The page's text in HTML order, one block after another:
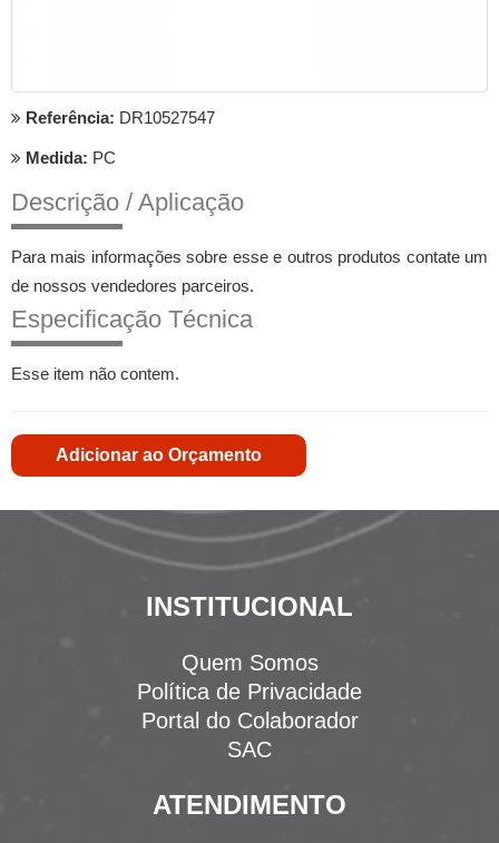
Referência: DR10527547
Medida: PC
Descrição / Aplicação
Para mais informações sobre esse e outros produtos contate um
de nossos vendedores parceiros.
Especificação Técnica
Esse item não contem.
Adicionar ao Orçamento
INSTITUCIONAL
Quem Somos
Política de Privacidade
Portal do Colaborador
SAC
ATENDIMENTO